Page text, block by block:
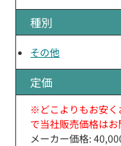
種別
その他
定価
※どこよりもお安く
で当社販売価格は
メーカー価格: